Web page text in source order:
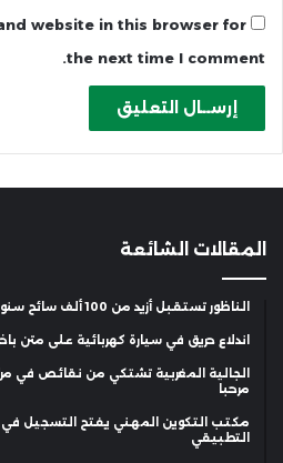
website in this browser for
the next time I comment.
المقالات الشائعة
الناظور تستقبل أزيد من 100 ألف سائح سنوياً وتحتاج لتعزيز طاقتها الفندقية
اندلاع حريق في سيارة كهربائية على متن
الجالية المغربية تشتكي من نقائص في
مرحبا
مكتب التكوين المهني يفتح التسجيل
التطبيقي